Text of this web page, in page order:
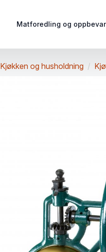
Matforedling og
Kjøkken og husholdning